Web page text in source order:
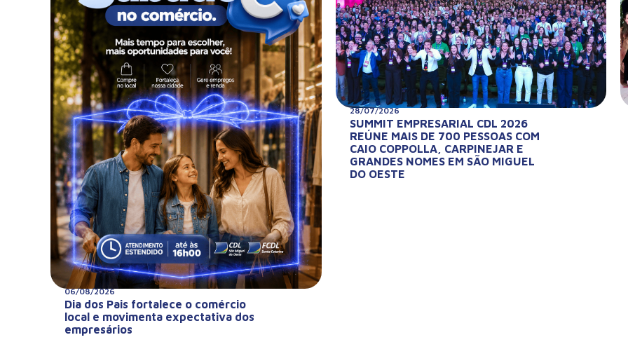
06/08/2026
Dia dos Pais fortalece o comércio
local e movimenta expectativa dos
empresários
28/07/2026
SUMMIT EMPRESARIAL CDL 2026
REÚNE MAIS DE 700 PESSOAS COM
CAIO COPPOLLA, CARPINEJAR E
GRANDES NOMES EM SÃO MIGUEL
DO OESTE